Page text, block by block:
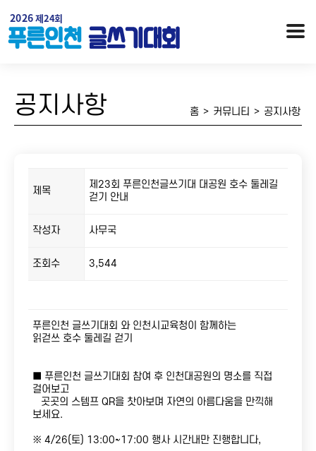
행사개요
오시는 길
대회안내 / 시상
역대수상자
개인접수
단체접수
접수확인 포토갤러리
공지사항 홈 > 커뮤니티 > 공지사항
제목
제23회 푸른인천글쓰기대 대공원 호수 둘레길
걷기 안내
작성자 사무국
조회수 3,544
푸른인천 글쓰기대회 와 인천시교육청이 함께하는
읽걷쓰 호수 둘레길 걷기
■ 푸른인천 글쓰기대회 참여 후 인천대공원의 명소를 직접
걸어보고
곳곳의 스템프 QR을 찻아보며 자연의 아름다움을 만끽해
보세요.
※ 4/26(토) 13:00~17:00 행사 시간내만 진행합니다,